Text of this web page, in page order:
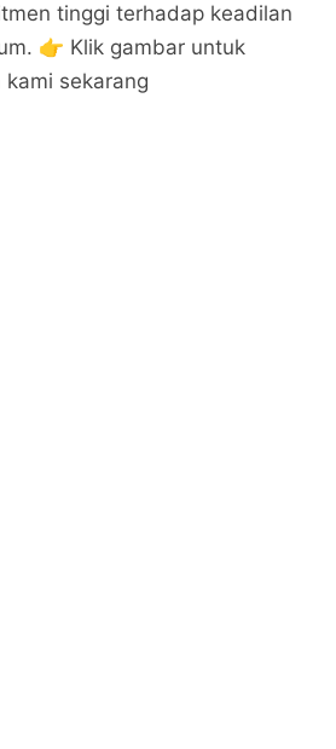
tinggi terhadap keadilan
👉 Klik gambar untuk
sekarang